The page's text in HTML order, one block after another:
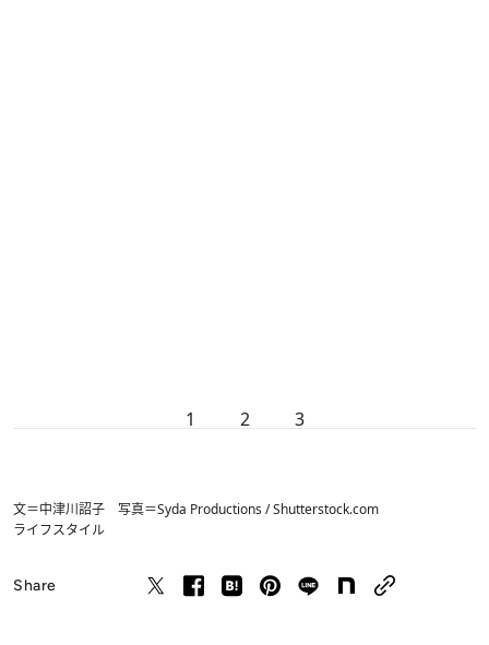
1 2 3
文＝中津川詔子 写真＝Syda Productions / Shutterstock.com
ライフスタイル
Share